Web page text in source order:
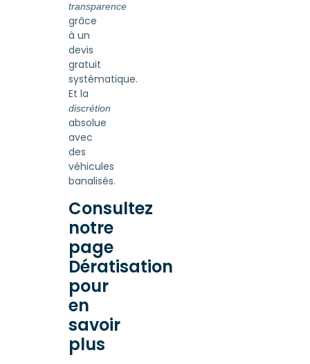
transparence
grâce
à un
devis
gratuit
systématique.
Et la
discrétion
absolue
avec
des
véhicules
banalisés.
Consultez
notre
page
Dératisation
pour
en
savoir
plus